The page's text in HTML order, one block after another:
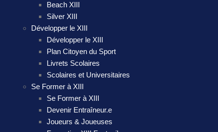
Beach XIII
Silver XIII
Développer le XIII
Développer le XIII
Plan Citoyen du Sport
Livrets Scolaires
Scolaires et Universitaires
Se Former à XIII
Se Former à XIII
Devenir Entraîneur.e
Joueurs & Joueuses